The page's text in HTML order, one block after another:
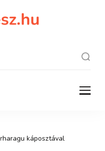
finomlesz.hu
Recept, ami finom lesz.
káposztával